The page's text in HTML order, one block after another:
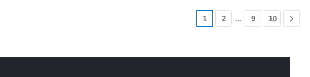
1 2 … 9 10